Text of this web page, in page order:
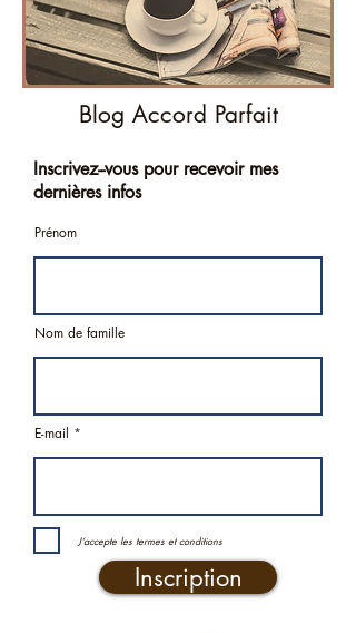
Blog Accord Parfait
Inscrivez--vous pour recevoir mes
dernières infos
Prénom
Nom de famille
E-mail
J’accepte les termes et conditions
Inscription